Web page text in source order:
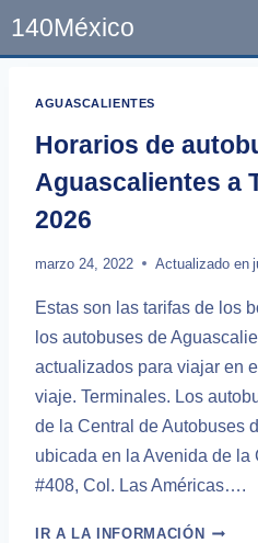
140México
AGUASCALIENTES
Horarios de
Aguascalientes a
2026
marzo 24, 2022 Actualizado en
Estas son las tarifas de los
los autobuses de
actualizados para viajar en
viaje. Terminales. Los
de la Central de Autobuses
ubicada en la Avenida de la
#408, Col. Las Américas….
IR A LA INFORMACIÓN